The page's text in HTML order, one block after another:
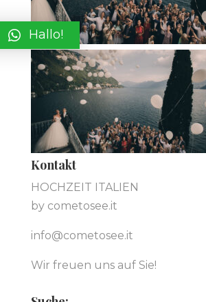
Kontakt
HOCHZEIT ITALIEN
by cometosee.it
info@cometosee.it
Wir freuen uns auf Sie!
Hallo!